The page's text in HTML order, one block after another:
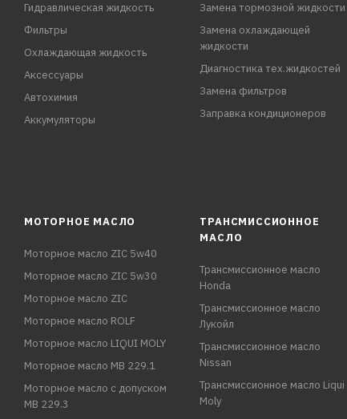
Гидравлическая жидкость
Фильтры
Охлаждающая жидкость
Аксессуары
Автохимия
Аккумуляторы
Замена тормозной жидкости
Замена охлаждающей
жидкости
Диагностика тех.жидкостей
Замена фильтров
Заправка кондиционеров
МОТОРНОЕ МАСЛО
Моторное масло ZIC 5w40
Моторное масло ZIC 5w30
Моторное масло ZIC
Моторное масло ROLF
Моторное масло LIQUI MOLY
Моторное масло MB 229.1
Моторное масло с допуском
MB 229.3
ТРАНСМИССИОННОЕ
МАСЛО
Трансмиссионное масло
Honda
Трансмиссионное масло
Лукойл
Трансмиссионное масло
Nissan
Трансмиссионное масло Liqui
Moly